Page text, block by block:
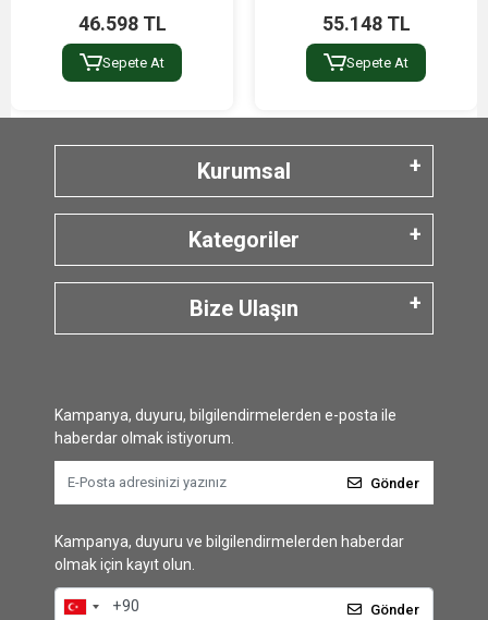
46.598 TL
Sepete At
55.148 TL
Sepete At
Kurumsal
Kategoriler
Bize Ulaşın
Kampanya, duyuru, bilgilendirmelerden e-posta ile
haberdar olmak istiyorum.
Gönder
Kampanya, duyuru ve bilgilendirmelerden haberdar
olmak için kayıt olun.
Gönder